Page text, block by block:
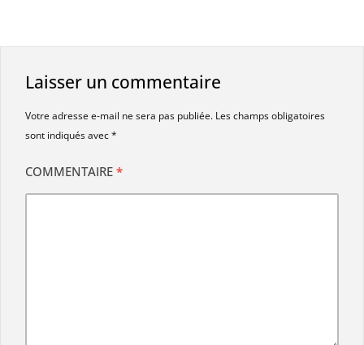
Laisser un commentaire
Votre adresse e-mail ne sera pas publiée. Les champs obligatoires
sont indiqués avec*
COMMENTAIRE *